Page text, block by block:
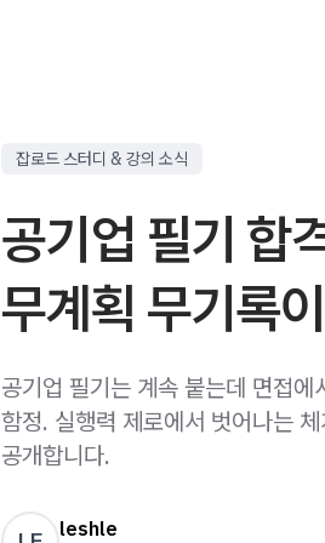
잡로드 스터디 & 강의 소식
공기업 필기 합
무계획 무기록
공기업 필기는 계속 붙는데 면접
함정. 실행력 제로에서 벗어나는
공개합니다.
leshle